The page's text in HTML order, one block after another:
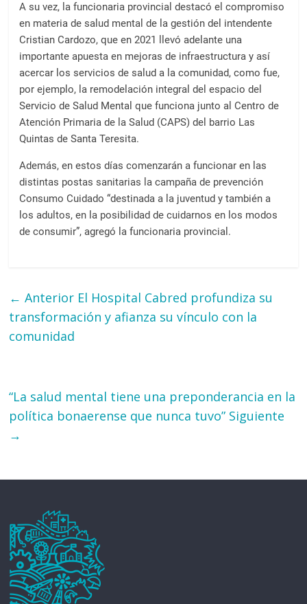
A su vez, la funcionaria provincial destacó el compromiso
en materia de salud mental de la gestión del intendente
Cristian Cardozo, que en 2021 llevó adelante una
importante apuesta en mejoras de infraestructura y así
acercar los servicios de salud a la comunidad, como fue,
por ejemplo, la remodelación integral del espacio del
Servicio de Salud Mental que funciona junto al Centro de
Atención Primaria de la Salud (CAPS) del barrio Las
Quintas de Santa Teresita.
Además, en estos días comenzarán a funcionar en las
distintas postas sanitarias la campaña de prevención
Consumo Cuidado “destinada a la juventud y también a
los adultos, en la posibilidad de cuidarnos en los modos
de consumir”, agregó la funcionaria provincial.
← Anterior El Hospital Cabred profundiza su
transformación y afianza su vínculo con la
comunidad
“La salud mental tiene una preponderancia en la
política bonaerense que nunca tuvo” Siguiente
→